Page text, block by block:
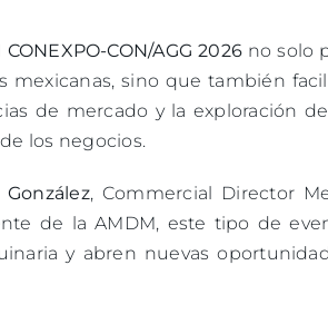
CON/AGG 2026 no solo
mexicanas, sino que también
de mercado y la exploración
los negocios.
, Commercial Director
de la AMDM, este tipo de
y abren nuevas